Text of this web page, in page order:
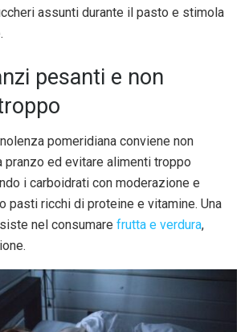
assunti durante il pasto e stimola
pesanti e non
pomeridiana conviene non
pranzo ed evitare alimenti troppo
i carboidrati con moderazione e
pasti ricchi di proteine e vitamine. Una
nel consumare frutta e verdura,